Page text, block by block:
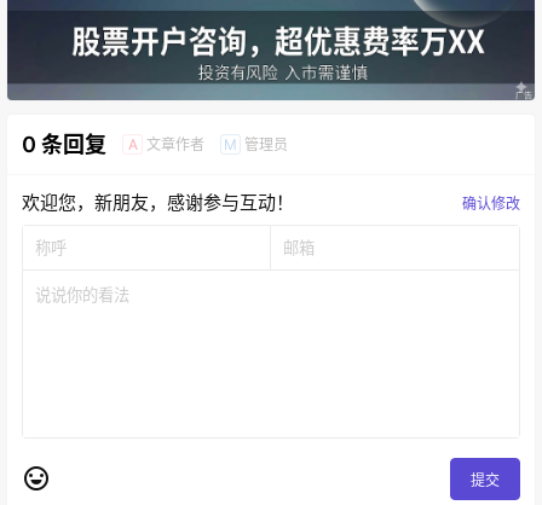
0 条回复 A 文章作者 M 管理员
欢迎您，新朋友，感谢参与互动！ 确认修改
提交